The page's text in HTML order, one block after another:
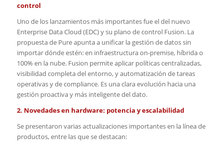
control
Uno de los lanzamientos más importantes fue el del nuevo
Enterprise Data Cloud (EDC) y su plano de control Fusion. La
propuesta de Pure apunta a unificar la gestión de datos sin
importar dónde estén: en infraestructura on-premise, híbrida o
100% en la nube. Fusion permite aplicar políticas centralizadas,
visibilidad completa del entorno, y automatización de tareas
operativas y de compliance. Es una clara evolución hacia una
gestión proactiva y más inteligente del dato.
2. Novedades en hardware: potencia y escalabilidad
Se presentaron varias actualizaciones importantes en la línea de
productos, entre las que se destacan: